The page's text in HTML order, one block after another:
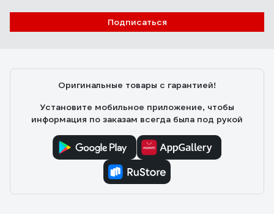
Подписаться
Оригинальные товары с гарантией!
Установите мобильное приложение, чтобы
информация по заказам всегда была под рукой